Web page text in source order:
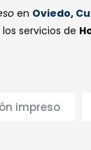
en Oviedo,
servicios de
impreso